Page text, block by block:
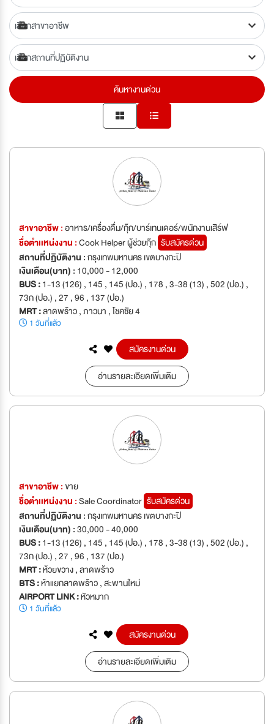
ค้นหางานด่วน
สาขาอาชีพ :อาหาร/เครื่องดื่ม/กุ๊ก/บาร์เทนเดอร์/พนักงานเสิร์ฟ
ชื่อตำเเหน่งงาน :Cook Helper ผู้ช่วยกุ๊ก รับสมัครด่วน
สถานที่ปฏิบัติงาน :กรุงเทพมหานคร เขตบางกะปิ
เงินเดือน(บาท) : 10,000 - 12,000
BUS :1-13 (126) , 145 , 145 (ปอ.) , 178 , 3-38 (13) , 502 (ปอ.) ,
73ก (ปอ.) , 27 , 96 , 137 (ปอ.)
MRT :ลาดพร้าว , ภาวนา , โชคชัย 4
1 วันที่แล้ว
สมัครงานด่วน
อ่านรายละเอียดเพิ่มเติม
สาขาอาชีพ :ขาย
ชื่อตำเเหน่งงาน :Sale Coordinator รับสมัครด่วน
สถานที่ปฏิบัติงาน :กรุงเทพมหานคร เขตบางกะปิ
เงินเดือน(บาท) :30,000 - 40,000
BUS :1-13 (126) , 145 , 145 (ปอ.) , 178 , 3-38 (13) , 502 (ปอ.) ,
73ก (ปอ.) , 27 , 96 , 137 (ปอ.)
MRT :ห้วยขวาง , ลาดพร้าว
BTS :ห้าแยกลาดพร้าว , สะพานใหม่
AIRPORT LINK :หัวหมาก
1 วันที่แล้ว
สมัครงานด่วน
อ่านรายละเอียดเพิ่มเติม